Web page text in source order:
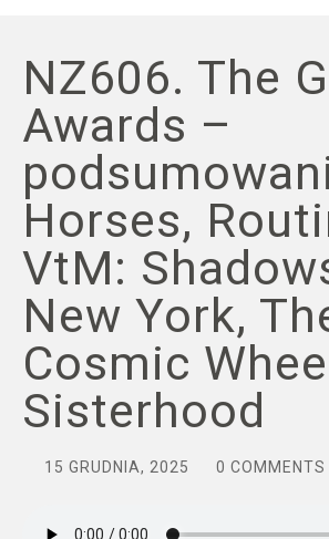
NZ606. The
Awards –
Horses,
VtM:
New York,
Cosmic
Sisterhood
15 GRUDNIA, 2025 0 COMMENTS